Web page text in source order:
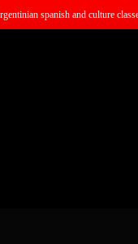
spanish and culture